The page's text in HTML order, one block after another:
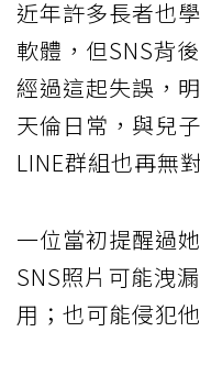
近年許多長者也
軟體，但SNS背
經過這起失誤，
天倫日常，與兒
LINE群組也再無
一位當初提醒過
SNS照片可能洩
用；也可能侵犯